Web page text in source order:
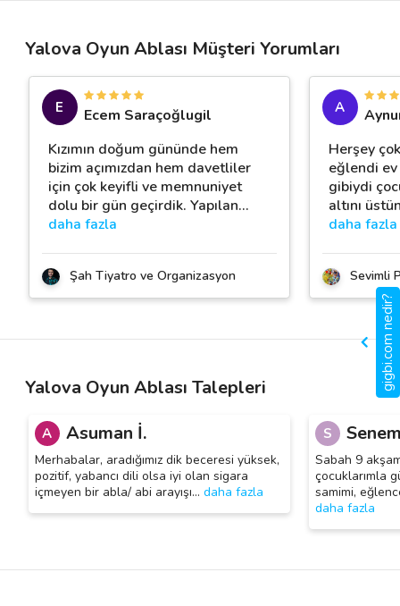
Yalova Oyun Ablası Müşteri Yorumları
E
Ecem Saraçoğlugil
Kızımın doğum gününde hem
bizim açımızdan hem davetliler
için çok keyifli ve memnuniyet
dolu bir gün geçirdik. Yapılan…
daha fazla
Şah Tiyatro ve Organizasyon
A
Herşey
eğlendi
gibiydi
altını
daha fazla
Sevimli
Yalova Oyun Ablası Talepleri
A Asuman İ.
Merhabalar, aradığımız dik beceresi yüksek,
pozitif, yabancı dili olsa iyi olan sigara
içmeyen bir abla/ abi arayışı… daha fazla
S
Sabah 9
çocuklarımla
samimi,
daha fazla
gigbi.com nedir?